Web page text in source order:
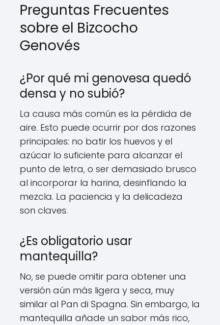
Preguntas Frecuentes
sobre el Bizcocho
Genovés
¿Por qué mi genovesa quedó
densa y no subió?
La causa más común es la pérdida de
aire. Esto puede ocurrir por dos razones
principales: no batir los huevos y el
azúcar lo suficiente para alcanzar el
punto de letra, o ser demasiado brusco
al incorporar la harina, desinflando la
mezcla. La paciencia y la delicadeza
son claves.
¿Es obligatorio usar
mantequilla?
No, se puede omitir para obtener una
versión aún más ligera y seca, muy
similar al Pan di Spagna. Sin embargo, la
mantequilla añade un sabor más rico,